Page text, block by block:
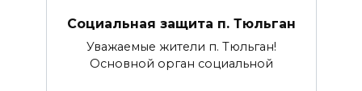
Социальная защита п. Тюльган
Уважаемые жители п. Тюльган!
Основной орган социальной